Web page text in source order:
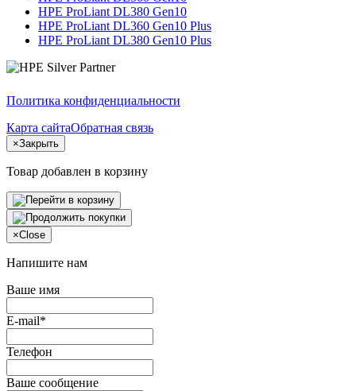
HPE ProLiant DL380 Gen10
HPE ProLiant DL360 Gen10 Plus
HPE ProLiant DL380 Gen10 Plus
Политика конфиденциальности
Карта сайтаОбратная связь
×Закрыть
Товар добавлен в корзину
×Close
Напишите нам
Ваше имя
E-mail*
Телефон
Ваше сообщение